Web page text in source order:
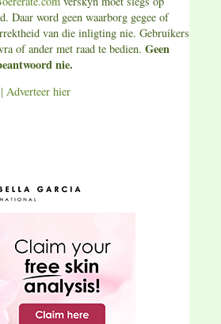
Daar word geen waarborg gegee of
van die inligting nie. Gebruikers
of ander met raad te bedien. Geen
nie.
| Adverteer hier